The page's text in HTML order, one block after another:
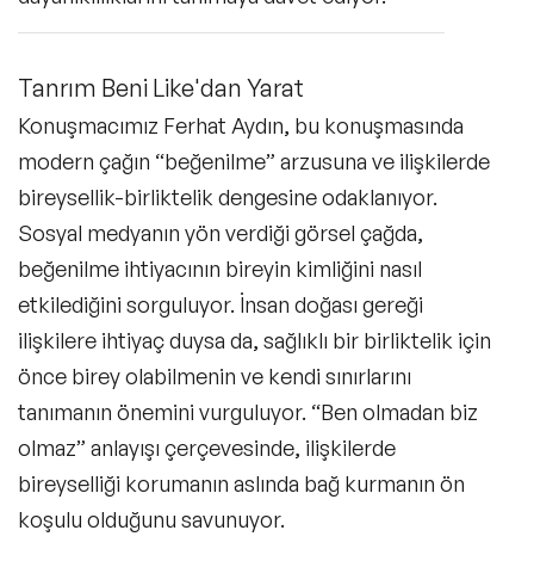
Tanrım Beni Like'dan Yarat
Konuşmacımız Ferhat Aydın, bu konuşmasında
modern çağın “beğenilme” arzusuna ve ilişkilerde
bireysellik-birliktelik dengesine odaklanıyor.
Sosyal medyanın yön verdiği görsel çağda,
beğenilme ihtiyacının bireyin kimliğini nasıl
etkilediğini sorguluyor. İnsan doğası gereği
ilişkilere ihtiyaç duysa da, sağlıklı bir birliktelik için
önce birey olabilmenin ve kendi sınırlarını
tanımanın önemini vurguluyor. “Ben olmadan biz
olmaz” anlayışı çerçevesinde, ilişkilerde
bireyselliği korumanın aslında bağ kurmanın ön
koşulu olduğunu savunuyor.